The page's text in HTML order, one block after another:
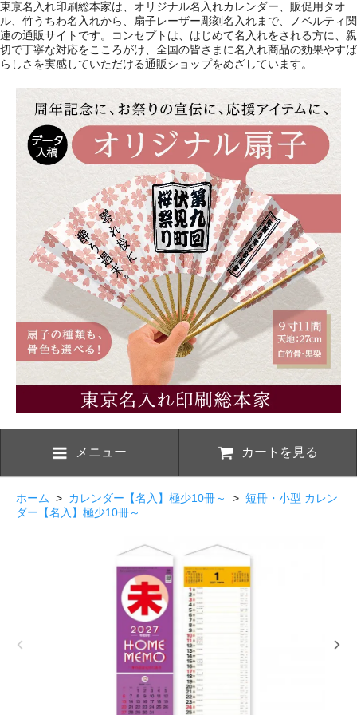
東京名入れ印刷総本家は、オリジナル名入れカレンダー、販促用タオ
ル、竹うちわ名入れから、扇子レーザー彫刻名入れまで、ノベルティ関
連の通販サイトです。コンセプトは、はじめて名入れをされる方に、親
切で丁寧な対応をこころがけ、全国の皆さまに名入れ商品の効果やすば
らしさを実感していただける通販ショップをめざしています。
メニュー カートを見る
ホーム > カレンダー【名入】極少10冊～ > 短冊・小型 カレン
ダー【名入】極少10冊～